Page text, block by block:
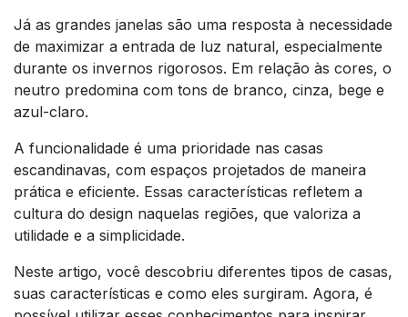
Já as grandes janelas são uma resposta à necessidade
de maximizar a entrada de luz natural, especialmente
durante os invernos rigorosos. Em relação às cores, o
neutro predomina com tons de branco, cinza, bege e
azul-claro.
A funcionalidade é uma prioridade nas casas
escandinavas, com espaços projetados de maneira
prática e eficiente. Essas características refletem a
cultura do design naquelas regiões, que valoriza a
utilidade e a simplicidade.
Neste artigo, você descobriu diferentes tipos de casas,
suas características e como eles surgiram. Agora, é